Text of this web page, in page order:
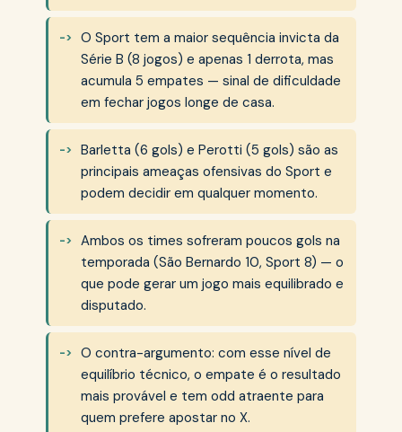
O Sport tem a maior sequência invicta da
Série B (8 jogos) e apenas 1 derrota, mas
acumula 5 empates — sinal de dificuldade
em fechar jogos longe de casa.
Barletta (6 gols) e Perotti (5 gols) são as
principais ameaças ofensivas do Sport e
podem decidir em qualquer momento.
Ambos os times sofreram poucos gols na
temporada (São Bernardo 10, Sport 8) — o
que pode gerar um jogo mais equilibrado e
disputado.
O contra-argumento: com esse nível de
equilíbrio técnico, o empate é o resultado
mais provável e tem odd atraente para
quem prefere apostar no X.